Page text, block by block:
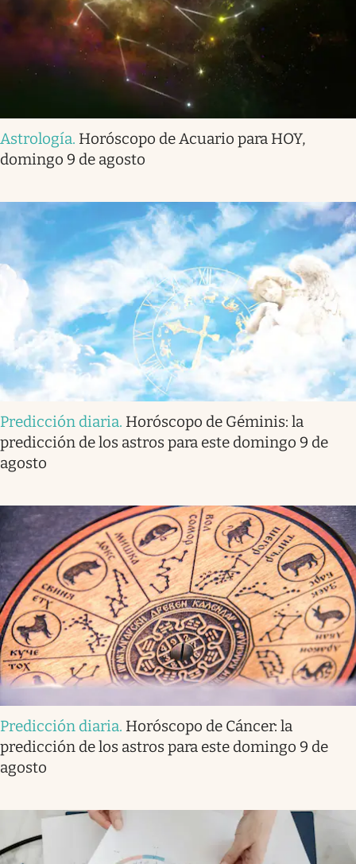
Astrología. Horóscopo de Acuario para HOY,
domingo 9 de agosto
Predicción diaria. Horóscopo de Géminis: la
predicción de los astros para este domingo 9 de
agosto
Predicción diaria. Horóscopo de Cáncer: la
predicción de los astros para este domingo 9 de
agosto